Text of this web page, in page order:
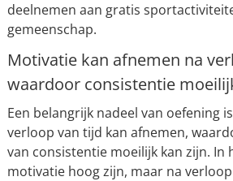
deelnemen aan gratis
gemeenschap.
Motivatie kan afnemen na
waardoor consistentie
Een belangrijk nadeel van oefening
verloop van tijd kan afnemen,
van consistentie moeilijk kan zijn. In
motivatie hoog zijn, maar na